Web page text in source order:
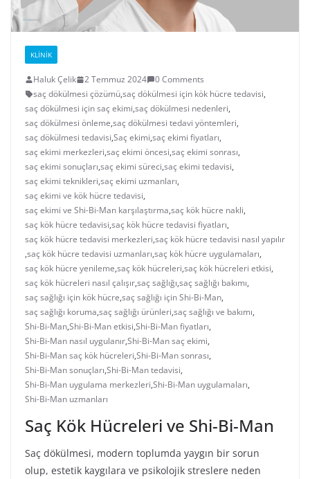
KLINIK
Haluk Çelik 2 Temmuz 2024
0 Comments
saç dökülmesi çözümü,saç dökülmesi için kök hücre tedavisi,
saç dökülmesi için saç ekimi,saç dökülmesi nedenleri,
saç dökülmesi önleme,saç dökülmesi tedavi yöntemleri,
saç dökülmesi tedavisi,Saç ekimi,saç ekimi fiyatları,
saç ekimi merkezleri,saç ekimi öncesi,saç ekimi sonrası,
saç ekimi sonuçları,saç ekimi süreci,saç ekimi tedavisi,
saç ekimi teknikleri,saç ekimi uzmanları,
saç ekimi ve kök hücre tedavisi,
saç ekimi ve Shi-Bi-Man karşılaştırma,saç kök hücre nakli,
saç kök hücre tedavisi,saç kök hücre tedavisi fiyatları,
saç kök hücre tedavisi merkezleri,saç kök hücre tedavisi nasıl yapılır
,saç kök hücre tedavisi uzmanları,saç kök hücre uygulamaları,
saç kök hücre yenileme,saç kök hücreleri,saç kök hücreleri etkisi,
saç kök hücreleri nasıl çalışır,saç sağlığı,saç sağlığı bakımı,
saç sağlığı için kök hücre,saç sağlığı için Shi-Bi-Man,
saç sağlığı koruma,saç sağlığı ürünleri,saç sağlığı ve bakımı,
Shi-Bi-Man,Shi-Bi-Man etkisi,Shi-Bi-Man fiyatları,
Shi-Bi-Man nasıl uygulanır,Shi-Bi-Man saç ekimi,
Shi-Bi-Man saç kök hücreleri,Shi-Bi-Man sonrası,
Shi-Bi-Man sonuçları,Shi-Bi-Man tedavisi,
Shi-Bi-Man uygulama merkezleri,Shi-Bi-Man uygulamaları,
Shi-Bi-Man uzmanları
Saç Kök Hücreleri ve Shi-Bi-Man
Saç dökülmesi, modern toplumda yaygın bir sorun
olup, estetik kaygılara ve psikolojik streslere neden